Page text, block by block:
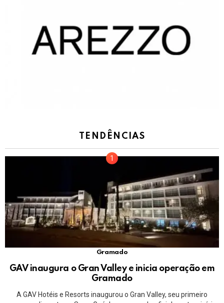
TENDÊNCIAS
Gramado
GAV inaugura o Gran Valley e inicia operação em
Gramado
A GAV Hotéis e Resorts inaugurou o Gran Valley, seu primeiro